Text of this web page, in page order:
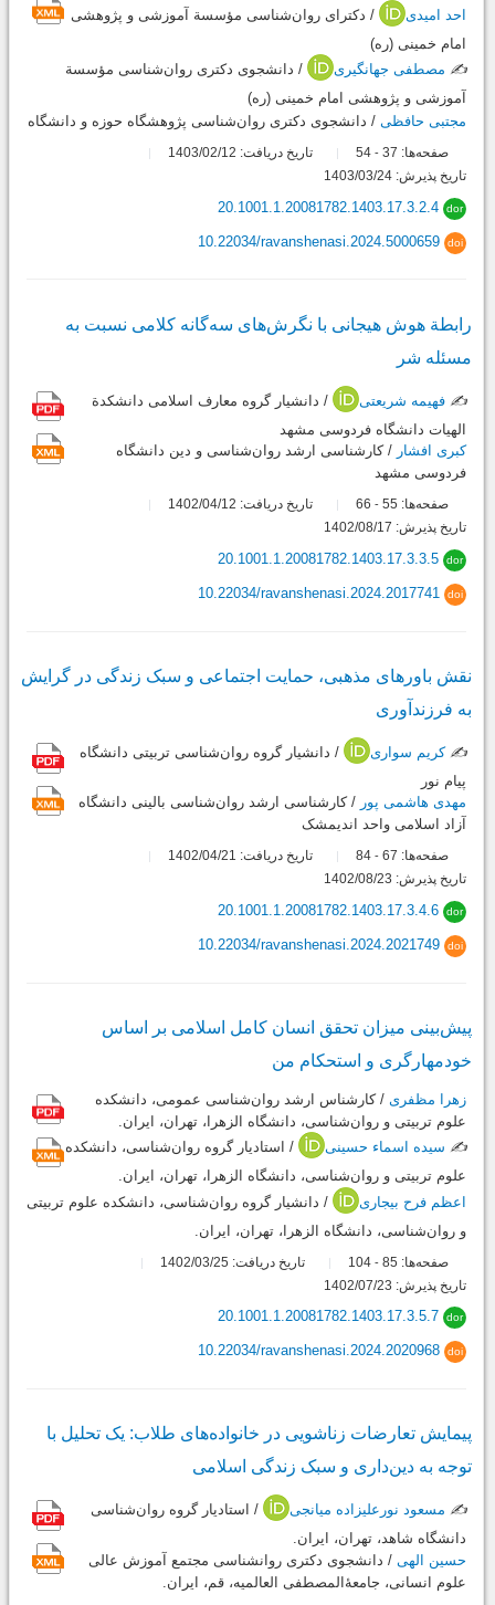
احد امیدی
/ دکترای روان‌شناسی مؤسسة آموزشی و پژوهشی
امام خمینی (ره)
✍️ مصطفی جهانگیری
/ دانشجوی دکتری روان‌شناسی مؤسسة
آموزشی و پژوهشی امام خمینی (ره)
مجتبی حافظی / دانشجوی دکتری روان‌شناسی پژوهشگاه حوزه و دانشگاه
صفحه‌ها: 37
-
تاریخ دریافت: 1403/02/12
تاریخ پذیرش: 1403/03/24
dor
20.1001.1.20081782.1403.17.3.2.4
doi
10.22034/ravanshenasi.2024.5000659
رابطة هوش هیجانی با نگرش‌های سه‌گانه کلامی نسبت به
مسئله شر
✍️ فهیمه شریعتی
/ دانشیار گروه معارف اسلامی دانشکدة
الهیات دانشگاه فردوسی مشهد
کبری افشار / کارشناسی ‌ارشد روان‌شناسی و دین دانشگاه
فردوسی مشهد
صفحه‌ها: 55
-
تاریخ دریافت: 1402/04/12
تاریخ پذیرش: 1402/08/17
dor
20.1001.1.20081782.1403.17.3.3.5
doi
10.22034/ravanshenasi.2024.2017741
نقش باورهای مذهبی، حمایت اجتماعی و سبک زندگی در گرایش
به فرزندآوری
✍️ کریم سواری
/ دانشیار گروه روان‌شناسی تربیتی دانشگاه
پیام نور
مهدی هاشمی پور / کارشناسی ارشد روان‌شناسی بالینی دانشگاه
آزاد اسلامی واحد اندیمشک
صفحه‌ها: 67
-
تاریخ دریافت: 1402/04/21
تاریخ پذیرش: 1402/08/23
dor
20.1001.1.20081782.1403.17.3.4.6
doi
10.22034/ravanshenasi.2024.2021749
پیش‌بینی میزان تحقق انسان کامل اسلامی بر اساس
خودمهارگری و استحکام من
زهرا مظفری / کارشناس ‌ارشد روان‌شناسی عمومی، دانشکده
علوم تربیتی و روان‌شناسی، دانشگاه الزهرا، تهران، ایران.
✍️ سیده اسماء حسینی
/ استادیار گروه روان‌شناسی، دانشکده
علوم تربیتی و روان‌شناسی، دانشگاه الزهرا، تهران، ایران.
اعظم فرح بیجاری
/ دانشیار گروه روان‌شناسی، دانشکده علوم تربیتی
و روان‌شناسی، دانشگاه الزهرا، تهران، ایران.
صفحه‌ها: 85
-
تاریخ دریافت: 1402/03/25
تاریخ پذیرش: 1402/07/23
dor
20.1001.1.20081782.1403.17.3.5.7
doi
10.22034/ravanshenasi.2024.2020968
پیمایش تعارضات زناشویی در خانواده‌های طلاب: یک تحلیل با
توجه به دین‌داری و سبک زندگی اسلامی
✍️ مسعود نورعلیزاده میانجی
/ استادیار گروه روان‌شناسی
دانشگاه شاهد، تهران،‌ ایران.
حسین الهی
/ دانشجوی دکتری روان‎شناسی مجتمع آموزش عالی
علوم انسانی، جامعۀ‌المصطفی العالمیه، قم، ایران.